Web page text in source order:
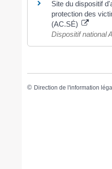
Site du dispositif
protection des
(AC.SÉ)
Dispositif national
© Direction de l'information